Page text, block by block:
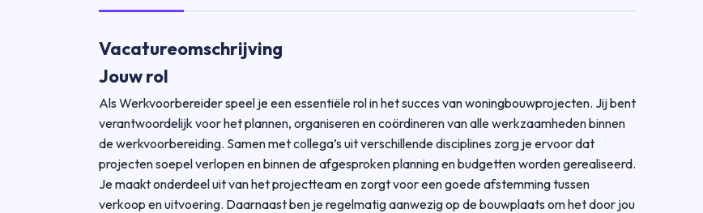
Vacatureomschrijving
Jouw rol
Als Werkvoorbereider speel je een essentiële rol in het succes van woningbouwprojecten. Jij bent
verantwoordelijk voor het plannen, organiseren en coördineren van alle werkzaamheden binnen
de werkvoorbereiding. Samen met collega’s uit verschillende disciplines zorg je ervoor dat
projecten soepel verlopen en binnen de afgesproken planning en budgetten worden gerealiseerd.
Je maakt onderdeel uit van het projectteam en zorgt voor een goede afstemming tussen
verkoop en uitvoering. Daarnaast ben je regelmatig aanwezig op de bouwplaats om het door jou